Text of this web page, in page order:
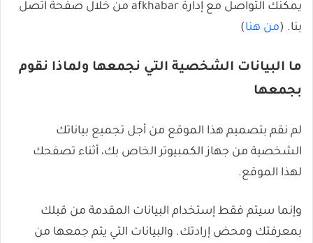
يمكنك التواصل مع إدارة afkhabar من خلال صفحة اتصل
بنا. (من هنا)
ما البيانات الشخصية التي نجمعها ولماذا نقوم
بجمعها
لم نقم بتصميم هذا الموقع من أجل تجميع بياناتك
الشخصية من جهاز الكمبيوتر الخاص بك، أثناء تصفحك
لهذا الموقع.
وإنما سيتم فقط إستخدام البيانات المقدمة من قبلك
بمعرفتك ومحض إرادتك. والبيانات التي يتم جمعها من